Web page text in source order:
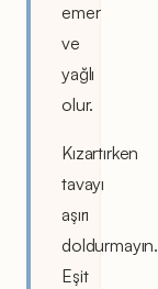
emer
ve
yağlı
olur.
Kızartırken
tavayı
aşırı
doldurmayın.
Eşit